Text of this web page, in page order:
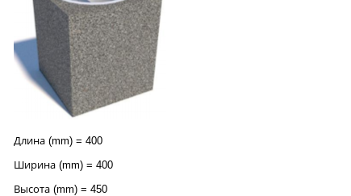
Длина (mm) = 400
Ширина (mm) = 400
Высота (mm) = 450